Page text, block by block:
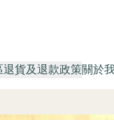
退貨及退款政策關於